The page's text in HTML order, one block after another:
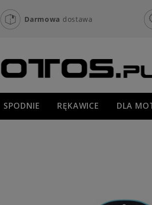
Darmowa dostawa
SPODNIE RĘKAWICE DLA